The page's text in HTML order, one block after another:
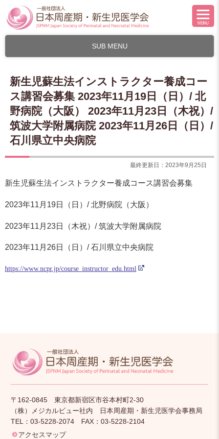
SUB MENU
新生児蘇生法インストラクター養成コー
ス講習会募集 2023年11月19日（日）/ 北
野病院（大阪） 2023年11月23日（木祝）/
筑波大学附属病院 2023年11月26日（日）/
石川県立中央病院
最終更新日：2023年9月25日
新生児蘇生法インストラクター養成コース講習会募集
2023年11月19日（日）/ 北野病院（大阪）
2023年11月23日（木祝）/ 筑波大学附属病院
2023年11月26日（日）/ 石川県立中央病院
https://www.ncpr.jp/course_instructor_edu.html
〒162-0845 東京都新宿区市谷本村町2-30
（株）メジカルビュー社内 日本周産期・新生児医学会事務局
TEL：03-5228-2074 FAX：03-5228-2104
アクセスマップ